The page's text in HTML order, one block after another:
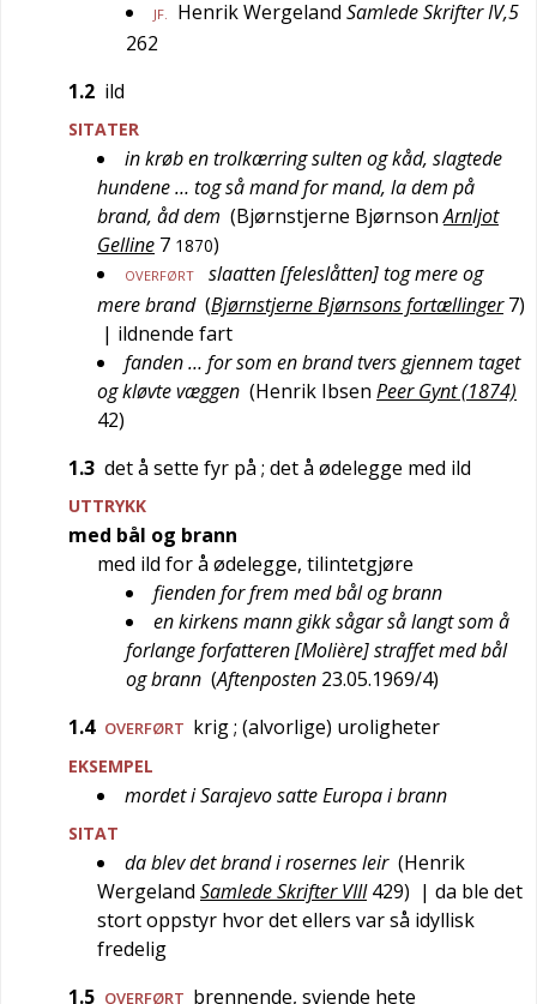
JF. Henrik Wergeland Samlede Skrifter IV,5
262
1.2 ild
SITATER
in krøb en trolkærring sulten og kåd, slagtede
hundene … tog så mand for mand, la dem på
brand, åd dem (Bjørnstjerne Bjørnson Arnljot
Gelline 7 1870)
OVERFØRT
slaatten [feleslåtten] tog mere og
mere brand (Bjørnstjerne Bjørnsons fortællinger 7)
| ildnende fart
fanden … for som en brand tvers gjennem taget
og kløvte væggen (Henrik Ibsen Peer Gynt (1874)
42)
1.3 det å sette fyr på ; det å ødelegge med ild
UTTRYKK
med bål og brann
med ild for å ødelegge, tilintetgjøre
fienden for frem med bål og brann
en kirkens mann gikk sågar så langt som å
forlange forfatteren [Molière] straffet med bål
og brann (Aftenposten 23.05.1969/4)
1.4 OVERFØRT krig; (alvorlige) uroligheter
EKSEMPEL
mordet i Sarajevo satte Europa i brann
SITAT
da blev det brand i rosernes leir (Henrik
Wergeland Samlede Skrifter VIII 429) | da ble det
stort oppstyr hvor det ellers var så idyllisk
fredelig
1.5 OVERFØRT brennende, sviende hete